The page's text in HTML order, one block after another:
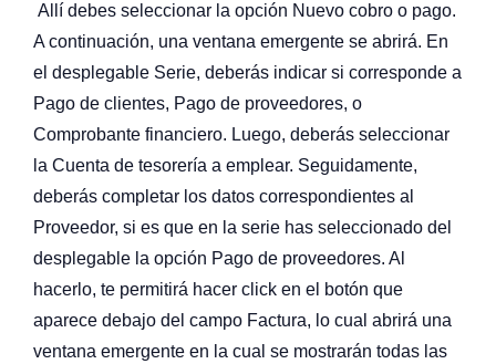
Allí debes seleccionar la opción Nuevo cobro o pago.
A continuación, una ventana emergente se abrirá. En
el desplegable Serie, deberás indicar si corresponde a
Pago de clientes, Pago de proveedores, o
Comprobante financiero. Luego, deberás seleccionar
la Cuenta de tesorería a emplear. Seguidamente,
deberás completar los datos correspondientes al
Proveedor, si es que en la serie has seleccionado del
desplegable la opción Pago de proveedores. Al
hacerlo, te permitirá hacer click en el botón que
aparece debajo del campo Factura, lo cual abrirá una
ventana emergente en la cual se mostrarán todas las